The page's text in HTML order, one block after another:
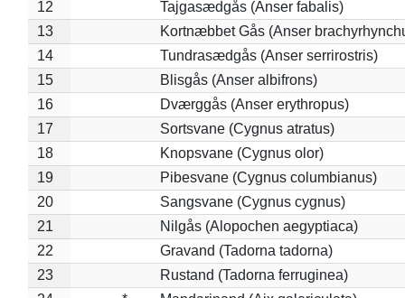
12
Tajgasædgås (Anser fabalis)
13
Kortnæbbet Gås (Anser
14
Tundrasædgås (Anser serrirostris)
15
Blisgås (Anser albifrons)
16
Dværggås (Anser erythropus)
17
Sortsvane (Cygnus atratus)
18
Knopsvane (Cygnus olor)
19
Pibesvane (Cygnus columbianus)
20
Sangsvane (Cygnus cygnus)
21
Nilgås (Alopochen aegyptiaca)
22
Gravand (Tadorna tadorna)
23
Rustand (Tadorna ferruginea)